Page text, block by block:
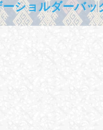
ショルダーバッ